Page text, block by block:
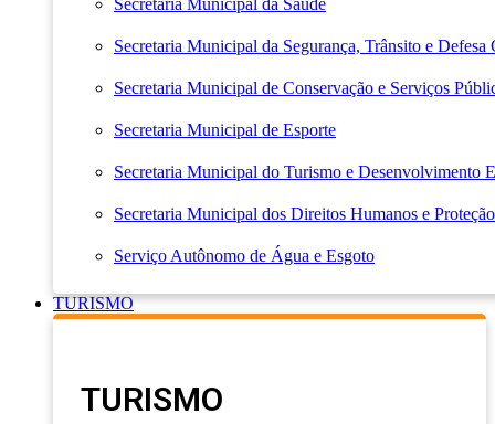
Secretaria Municipal da Segurança, Trânsito e Defesa
Secretaria Municipal de Conservação e Serviços
Secretaria Municipal de Esporte
Secretaria Municipal do Turismo e Desenvolvimento
Secretaria Municipal dos Direitos Humanos e
Serviço Autônomo de Água e Esgoto
TURISMO
TURISMO